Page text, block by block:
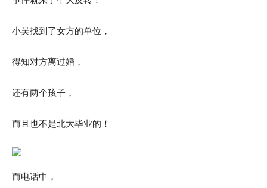
小吴找到了女方的单位，
得知对方离过婚，
还有两个孩子，
而且也不是北大毕业的！
而电话中，